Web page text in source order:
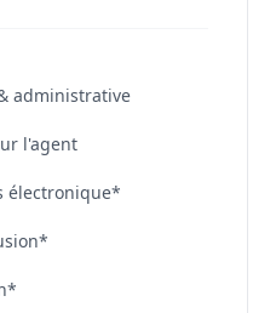
administrative
l'agent
électronique*